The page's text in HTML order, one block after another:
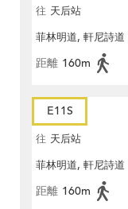
往 天后站
菲林明道, 軒尼詩道
距離 160m
E11S
往 天后站
菲林明道, 軒尼詩道
距離 160m